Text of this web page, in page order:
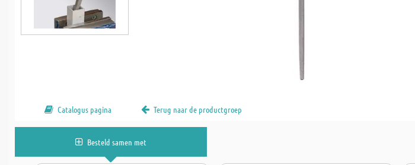
Catalogus pagina Terug naar de productgroep
Besteld samen met